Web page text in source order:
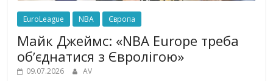
EuroLeague NBA Європа
Майк Джеймс: «NBA Europe треба
обʼєднатися з Євролігою»
09.07.2026 AV